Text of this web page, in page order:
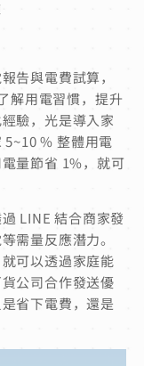
告與電費試算，
解用電習慣，提升
驗，光是導入家
% 整體用電
量節省 1%，就可
LINE 結合商家發
需量反應潛力。
可以透過家庭能
公司合作發送優
省下電費，還是